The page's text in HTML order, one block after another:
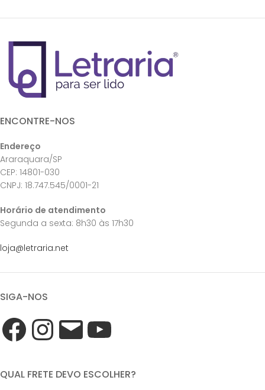
ENCONTRE-NOS
Endereço
Araraquara/SP
CEP: 14801-030
CNPJ: 18.747.545/0001-21
Horário de atendimento
Segunda a sexta: 8h30 às 17h30
loja@letraria.net
SIGA-NOS
QUAL FRETE DEVO ESCOLHER?